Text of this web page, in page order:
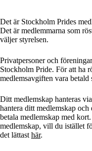
Det är Stockholm Prides
Det är medlemmarna som
väljer styrelsen.
Privatpersoner och
Stockholm Pride. För att ha
medlemsavgiften vara
Ditt medlemskap hanteras
hantera ditt medlemskap
betala medlemskap med
medlemskap, vill du istället
det lättast här.